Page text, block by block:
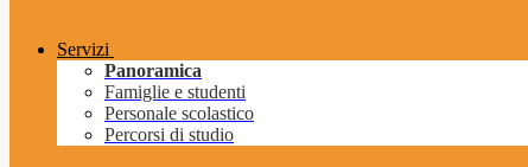
Servizi
Panoramica
Famiglie e studenti
Personale scolastico
Percorsi di studio